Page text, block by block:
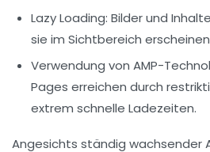
Lazy Loading: Bilder und
sie im Sichtbereich
Verwendung von AMP-
Pages erreichen durch
extrem schnelle Ladezeiten.
Angesichts ständig wachsender